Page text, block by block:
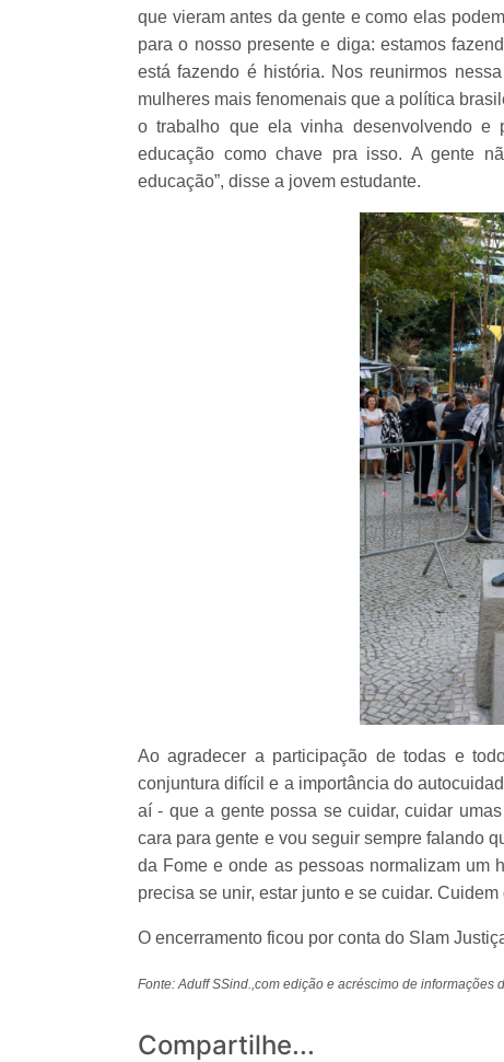
que vieram antes da gente e como elas
para o nosso presente e diga: estamos
está fazendo é história. Nos reunirmos
mulheres mais fenomenais que a política
o trabalho que ela vinha desenvolvendo
educação como chave pra isso. A gente
educação”, disse a jovem estudante.
Ao agradecer a participação de todas e
conjuntura difícil e a importância do
aí - que a gente possa se cuidar, cuidar
cara para gente e vou seguir sempre falando
da Fome e onde as pessoas normalizam um
precisa se unir, estar junto e se cuidar.
O encerramento ficou por conta do Slam
Fonte: Aduff SSind.,com edição e acréscimo de informações
Compartilhe...